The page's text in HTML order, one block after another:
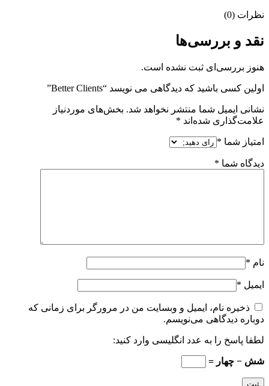
نظرات (0)
نقد و بررسی‌ها
هنوز بررسی‌ای ثبت نشده است.
اولین کسی باشید که دیدگاهی می نویسد “Better Clients”
نشانی ایمیل شما منتشر نخواهد شد. بخش‌های موردنیاز
علامت‌گذاری شده‌اند *
امتیاز شما *
دیدگاه شما *
نام *
ایمیل *
ذخیره نام، ایمیل و وبسایت من در مرورگر برای زمانی که
دوباره دیدگاهی می‌نویسم.
لطفا پاسخ را به عدد انگلیسی وارد کنید:
شش − چهار =